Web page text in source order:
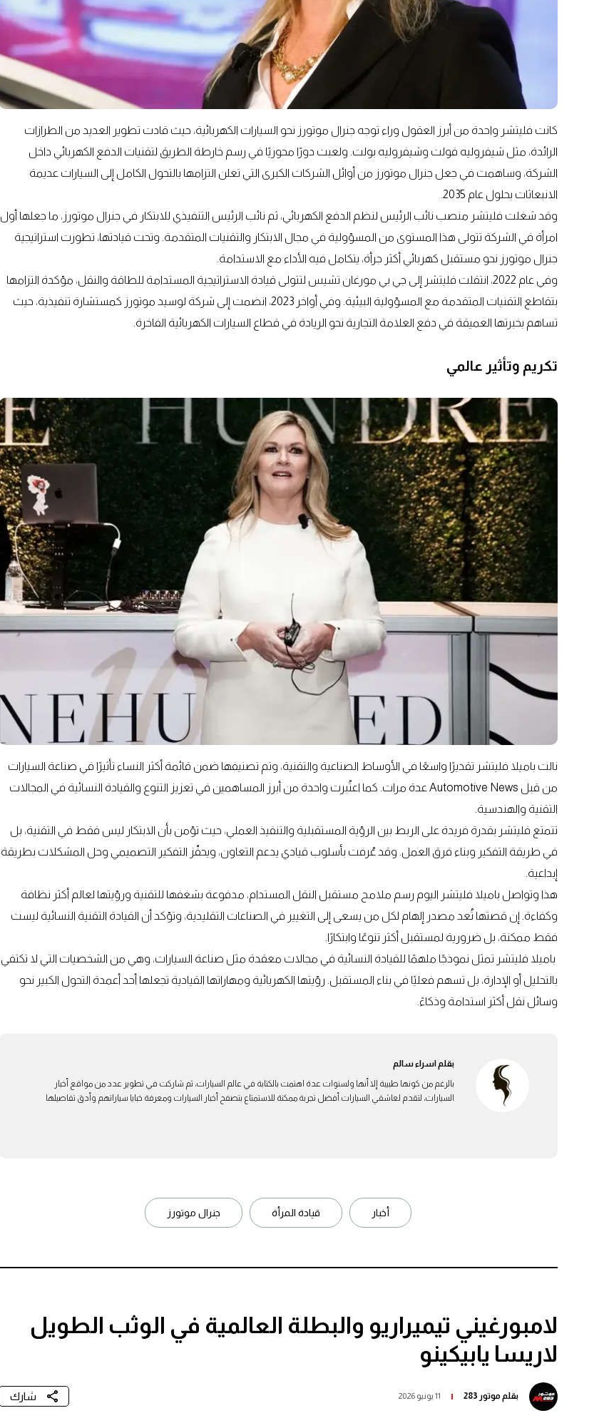
كانت فليتشر واحدة من أبرز العقول وراء توجه جنرال موتورز نحو السيارات الكهربائية، حيث قادت تطوير العديد من الطرازات
الرائدة، مثل شيفروليه فولت وشيفروليه بولت. ولعبت دورًا محوريًا في رسم خارطة الطريق لتقنيات الدفع الكهربائي داخل
الشركة، وساهمت في جعل جنرال موتورز من أوائل الشركات الكبرى التي تعلن التزامها بالتحول الكامل إلى السيارات عديمة
الانبعاثات بحلول عام 2035.
وقد شغلت فليتشر منصب نائب الرئيس لنظم الدفع الكهربائي، ثم نائب الرئيس التنفيذي للابتكار في جنرال موتورز، ما جعلها أول
امرأة في الشركة تتولى هذا المستوى من المسؤولية في مجال الابتكار والتقنيات المتقدمة. وتحت قيادتها، تطورت استراتيجية
جنرال موتورز نحو مستقبل كهربائي أكثر جرأة، يتكامل فيه الأداء مع الاستدامة.
وفي عام 2022، انتقلت فليتشر إلى جي بي مورغان تشيس لتتولى قيادة الاستراتيجية المستدامة للطاقة والنقل، مؤكدة التزامها
بتقاطع التقنيات المتقدمة مع المسؤولية البيئية. وفي أواخر 2023، انضمت إلى شركة لوسيد موتورز كمستشارة تنفيذية، حيث
تساهم بخبرتها العميقة في دفع العلامة التجارية نحو الريادة في قطاع السيارات الكهربائية الفاخرة.
تكريم وتأثير عالمي
نالت باميلا فليتشر تقديرًا واسعًا في الأوساط الصناعية والتقنية، وتم تصنيفها ضمن قائمة أكثر النساء تأثيرًا في صناعة السيارات
من قبل Automotive News عدة مرات. كما اعتُبرت واحدة من أبرز المساهمين في تعزيز التنوع والقيادة النسائية في المجالات
التقنية والهندسية.
تتمتع فليتشر بقدرة فريدة على الربط بين الرؤية المستقبلية والتنفيذ العملي، حيث تؤمن بأن الابتكار ليس فقط في التقنية، بل
في طريقة التفكير وبناء فرق العمل. وقد عُرفت بأسلوب قيادي يدعم التعاون، ويحفّز التفكير التصميمي وحل المشكلات بطريقة
إبداعية.
هذا وتواصل باميلا فليتشر اليوم رسم ملامح مستقبل النقل المستدام، مدفوعة بشغفها للتقنية ورؤيتها لعالم أكثر نظافة
وكفاءة. إن قصتها تُعد مصدر إلهام لكل من يسعى إلى التغيير في الصناعات التقليدية، وتؤكد أن القيادة التقنية النسائية ليست
فقط ممكنة، بل ضرورية لمستقبل أكثر تنوعًا وابتكارًا.
باميلا فليتشر تمثل نموذجًا ملهمًا للقيادة النسائية في مجالات معقدة مثل صناعة السيارات، وهي من الشخصيات التي لا تكتفي
بالتحليل أو الإدارة، بل تسهم فعليًا في بناء المستقبل. رؤيتها الكهربائية ومهاراتها القيادية تجعلها أحد أعمدة التحول الكبير نحو
وسائل نقل أكثر استدامة وذكاءً.
بقلم اسراء سالم
بالرغم من كونها طبيبة إلا أنها ولسنوات عدة اهتمت بالكتابة في عالم السيارات، ثم شاركت في تطوير عدد من مواقع أخبار
السيارات، لتقدم لعاشقي السيارات أفضل تجربة ممكنة للاستمتاع بتصفح أخبار السيارات ومعرفة خبايا سياراتهم وأدق تفاصيلها
أخبار قيادة المرأة جنرال موتورز
لامبورغيني تيميراريو والبطلة العالمية في الوثب الطويل
لاريسا يابيكينو
بقلم موتور 283 11 يونيو 2026 شارك